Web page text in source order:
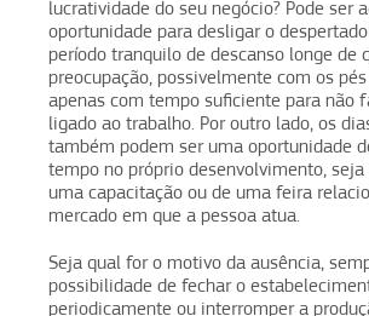
lucratividade do seu negócio? Pode ser
oportunidade para desligar o
período tranquilo de descanso longe de
preocupação, possivelmente com os
apenas com tempo suficiente para não
ligado ao trabalho. Por outro lado, os
também podem ser uma oportunidade
tempo no próprio desenvolvimento,
uma capacitação ou de uma feira
mercado em que a pessoa atua.
Seja qual for o motivo da ausência,
possibilidade de fechar o
periodicamente ou interromper a